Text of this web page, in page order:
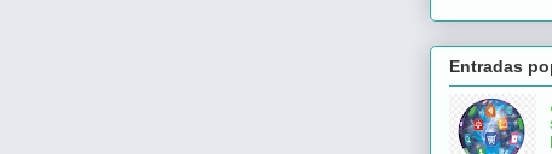
Entradas